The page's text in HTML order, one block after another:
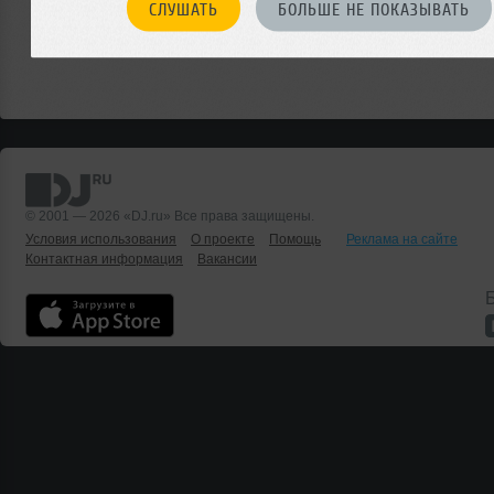
СЛУШАТЬ БОЛЬШЕ НЕ ПОКАЗЫВАТЬ
© 2001 — 2026 «DJ.ru» Все права защищены.
Условия использования
О проекте Помощь
Реклама на сайте
Контактная информация
Вакансии